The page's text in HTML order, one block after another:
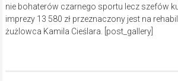
nie bohaterów czarnego sportu lecz szefów
imprezy 13 580 zł przeznaczony jest na
żużlowca Kamila Cieślara. [post_gallery]